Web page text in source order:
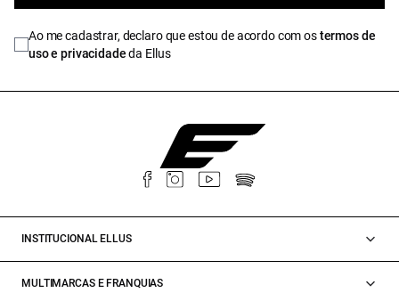
Ao me cadastrar, declaro que estou de acordo com ostermos de
uso e privacidadeda Ellus
INSTITUCIONAL ELLUS
MULTIMARCAS E FRANQUIAS